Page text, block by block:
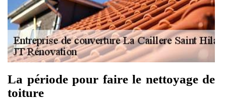
La période pour faire le nettoyage de
toiture